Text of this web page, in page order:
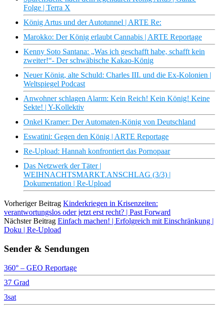
Folge | Terra X
König Artus und der Autotunnel | ARTE Re:
Marokko: Der König erlaubt Cannabis | ARTE Reportage
Kenny Soto Santana: „Was ich geschafft habe, schafft kein
zweiter!“- Der schwäbische Kakao-König
Neuer König, alte Schuld: Charles III. und die Ex-Kolonien |
Weltspiegel Podcast
Anwohner schlagen Alarm: Kein Reich! Kein König! Keine
Sekte! | Y-Kollektiv
Onkel Kramer: Der Automaten-König von Deutschland
Eswatini: Gegen den König | ARTE Reportage
Re-Upload: Hannah konfrontiert das Pornopaar
Das Netzwerk der Täter |
WEIHNACHTSMARKT.ANSCHLAG (3/3) |
Dokumentation | Re-Upload
Vorheriger Beitrag Kinderkriegen in Krisenzeiten:
verantwortungslos oder jetzt erst recht? | Past Forward
Nächster Beitrag Einfach machen! | Erfolgreich mit Einschränkung |
Doku | Re-Upload
Sender & Sendungen
360° – GEO Reportage
37 Grad
3sat